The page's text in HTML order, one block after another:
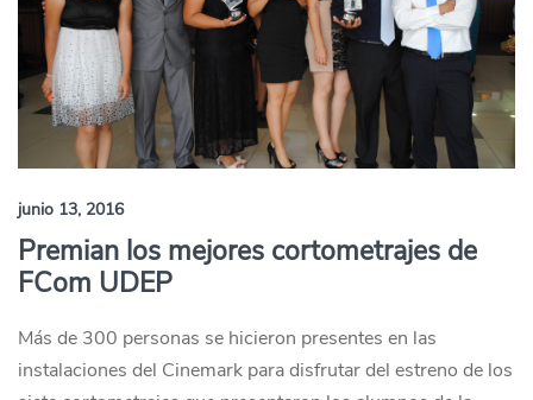
junio 13, 2016
Premian los mejores cortometrajes de
FCom UDEP
Más de 300 personas se hicieron presentes en las
instalaciones del Cinemark para disfrutar del estreno de los